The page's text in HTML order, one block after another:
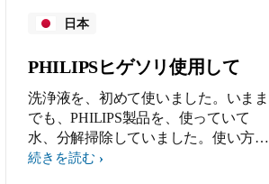
日本
PHILIPSヒゲソリ使用して
洗浄液を、初めて使いました。いまま
でも、PHILIPS製品を、使っていて
水、分解掃除していました。使い方簡
単で 良いのですが、使用後ケースの
続きを読む